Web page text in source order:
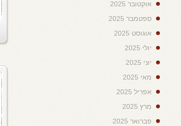
אוקטובר 2025
ספטמבר 2025
אוגוסט 2025
יולי 2025
יוני 2025
מאי 2025
אפריל 2025
מרץ 2025
פברואר 2025